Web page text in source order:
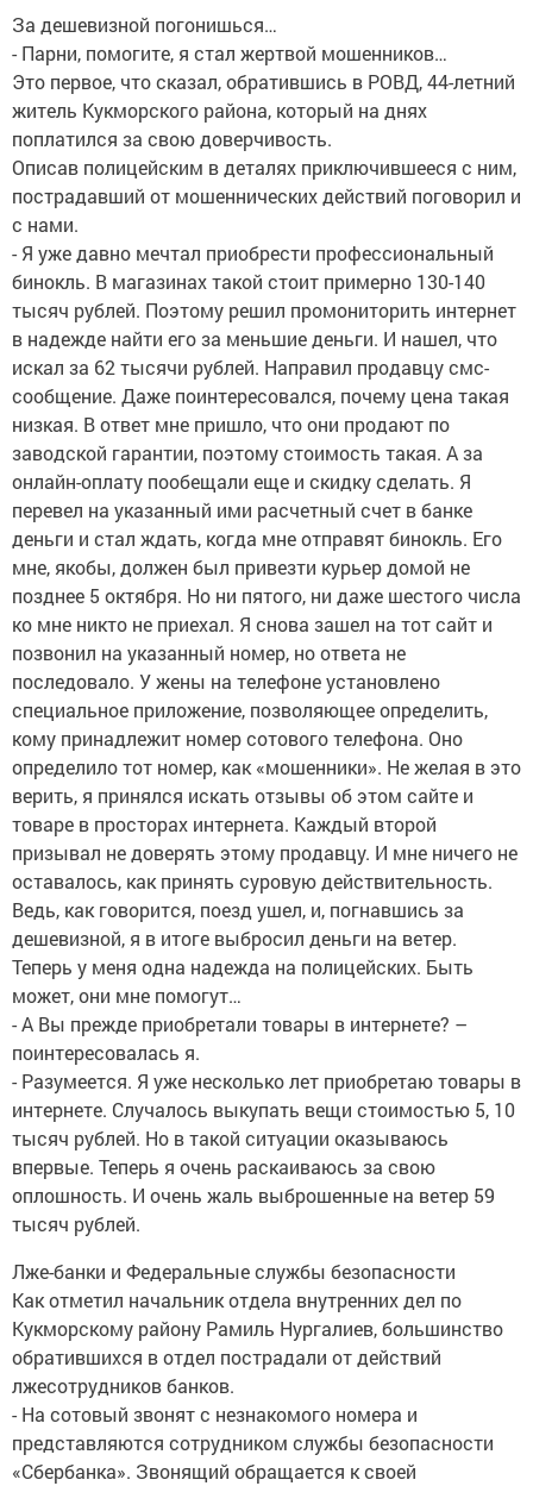
За дешевизной погонишься…
- Парни, помогите, я стал жертвой мошенников…
Это первое, что сказал, обратившись в РОВД, 44-летний
житель Кукморского района, который на днях
поплатился за свою доверчивость.
Описав полицейским в деталях приключившееся с ним,
пострадавший от мошеннических действий поговорил и
с нами.
- Я уже давно мечтал приобрести профессиональный
бинокль. В магазинах такой стоит примерно 130-140
тысяч рублей. Поэтому решил промониторить интернет
в надежде найти его за меньшие деньги. И нашел, что
искал за 62 тысячи рублей. Направил продавцу смс-
сообщение. Даже поинтересовался, почему цена такая
низкая. В ответ мне пришло, что они продают по
заводской гарантии, поэтому стоимость такая. А за
онлайн-оплату пообещали еще и скидку сделать. Я
перевел на указанный ими расчетный счет в банке
деньги и стал ждать, когда мне отправят бинокль. Его
мне, якобы, должен был привезти курьер домой не
позднее 5 октября. Но ни пятого, ни даже шестого числа
ко мне никто не приехал. Я снова зашел на тот сайт и
позвонил на указанный номер, но ответа не
последовало. У жены на телефоне установлено
специальное приложение, позволяющее определить,
кому принадлежит номер сотового телефона. Оно
определило тот номер, как «мошенники». Не желая в это
верить, я принялся искать отзывы об этом сайте и
товаре в просторах интернета. Каждый второй
призывал не доверять этому продавцу. И мне ничего не
оставалось, как принять суровую действительность.
Ведь, как говорится, поезд ушел, и, погнавшись за
дешевизной, я в итоге выбросил деньги на ветер.
Теперь у меня одна надежда на полицейских. Быть
может, они мне помогут…
- А Вы прежде приобретали товары в интернете? –
поинтересовалась я.
- Разумеется. Я уже несколько лет приобретаю товары в
интернете. Случалось выкупать вещи стоимостью 5, 10
тысяч рублей. Но в такой ситуации оказываюсь
впервые. Теперь я очень раскаиваюсь за свою
оплошность. И очень жаль выброшенные на ветер 59
тысяч рублей.
Лже-банки и Федеральные службы безопасности
Как отметил начальник отдела внутренних дел по
Кукморскому району Рамиль Нургалиев, большинство
обратившихся в отдел пострадали от действий
лжесотрудников банков.
- На сотовый звонят с незнакомого номера и
представляются сотрудником службы безопасности
«Сбербанка». Звонящий обращается к своей